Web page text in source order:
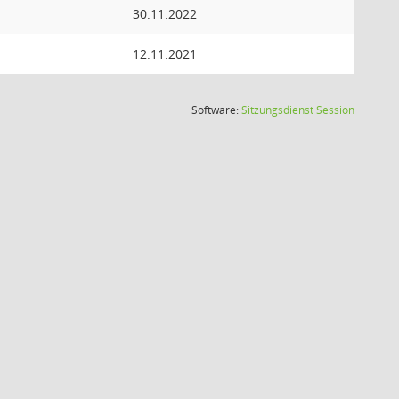
30.11.2022
12.11.2021
Software:SitzungsdienstSession(Wird in